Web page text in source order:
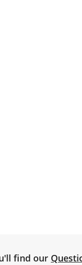
find our